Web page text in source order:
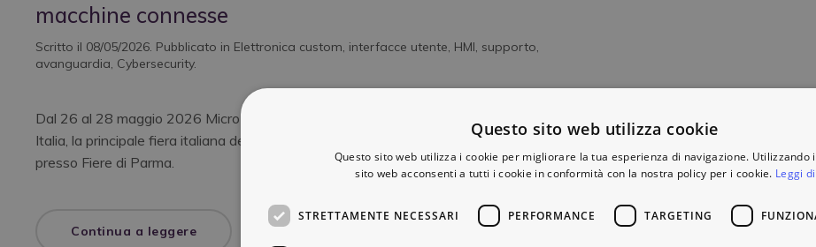
macchine connesse
Scritto il 08/05/2026. Pubblicato in Elettronica custom, interfacce utente, HMI, supporto,
avanguardia, Cybersecurity.
Dal 26 al 28 maggio 2026 Micro Systems e Hyperspace saranno presenti a SPS
Italia, la principale fiera italiana dedicata all’automazione e all’innovazione industriale,
presso Fiere di Parma.
Continua a leggere
Questo sito web utilizza cookie
Questo sito web utilizza i cookie per migliorare la tua esperienza di navigazione. Utilizzando
sito web acconsenti a tutti i cookie in conformità con la nostra policy per i cookie. Leggi
STRETTAMENTE NECESSARI PERFORMANCE TARGETING